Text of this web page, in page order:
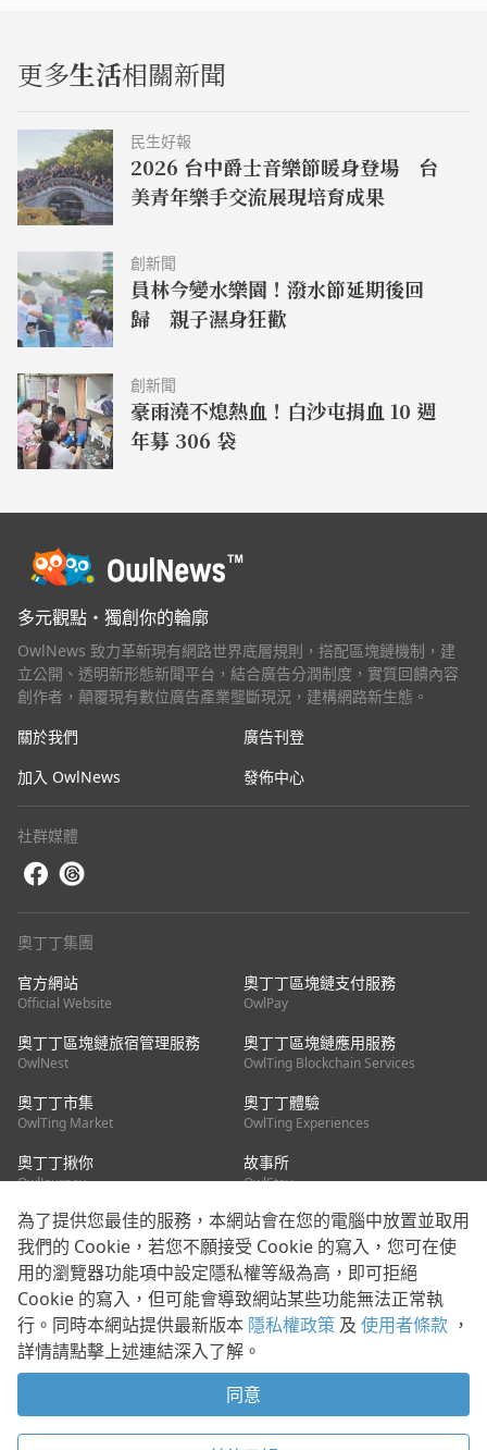
更多生活相關新聞
民生好報
2026 台中爵士音樂節暖身登場 台
美青年樂手交流展現培育成果
創新聞
員林今變水樂園！潑水節延期後回
歸 親子濕身狂歡
創新聞
豪雨澆不熄熱血！白沙屯捐血 10 週
年募 306 袋
多元觀點・獨創你的輪廓
OwlNews 致力革新現有網路世界底層規則，搭配區塊鏈機制，建
立公開、透明新形態新聞平台，結合廣告分潤制度，實質回饋內容
創作者，顛覆現有數位廣告產業壟斷現況，建構網路新生態。
關於我們
廣告刊登
加入 OwlNews
發佈中心
社群媒體
奧丁丁集團
官方網站
Official Website
奧丁丁區塊鏈支付服務
OwlPay
奧丁丁區塊鏈旅宿管理服務
OwlNest
奧丁丁區塊鏈應用服務
OwlTing Blockchain Services
奧丁丁市集
OwlTing Market
奧丁丁體驗
OwlTing Experiences
奧丁丁揪你
OwlJourney
故事所
OwlStay
聯絡我們
客服信箱：mediapartner@owlting.com
服務信箱 / 廣告洽詢：info_owlnews@owlting.com
媒體合作 / 新聞稿提供：mediapartner@owlting.com
本平台之內容符合第三方智慧財產權規範，若有疑慮歡迎來信告
使用者條款 隱私權政策 Cookie 政策
為了提供您最佳的服務，本網站會在您的電腦中放置並取用
我們的 Cookie，若您不願接受 Cookie 的寫入，您可在使
用的瀏覽器功能項中設定隱私權等級為高，即可拒絕
Cookie 的寫入，但可能會導致網站某些功能無法正常執
行。同時本網站提供最新版本 隱私權政策 及 使用者條款 ，
詳情請點擊上述連結深入了解。
同意